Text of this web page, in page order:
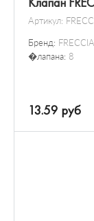
Артикул:
Бренд: FRECCIA
�лапана: 8
13.59 руб